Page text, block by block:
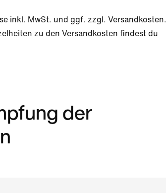
inkl. MwSt. und ggf. zzgl. Versandkosten.
zu den Versandkosten findest du
der